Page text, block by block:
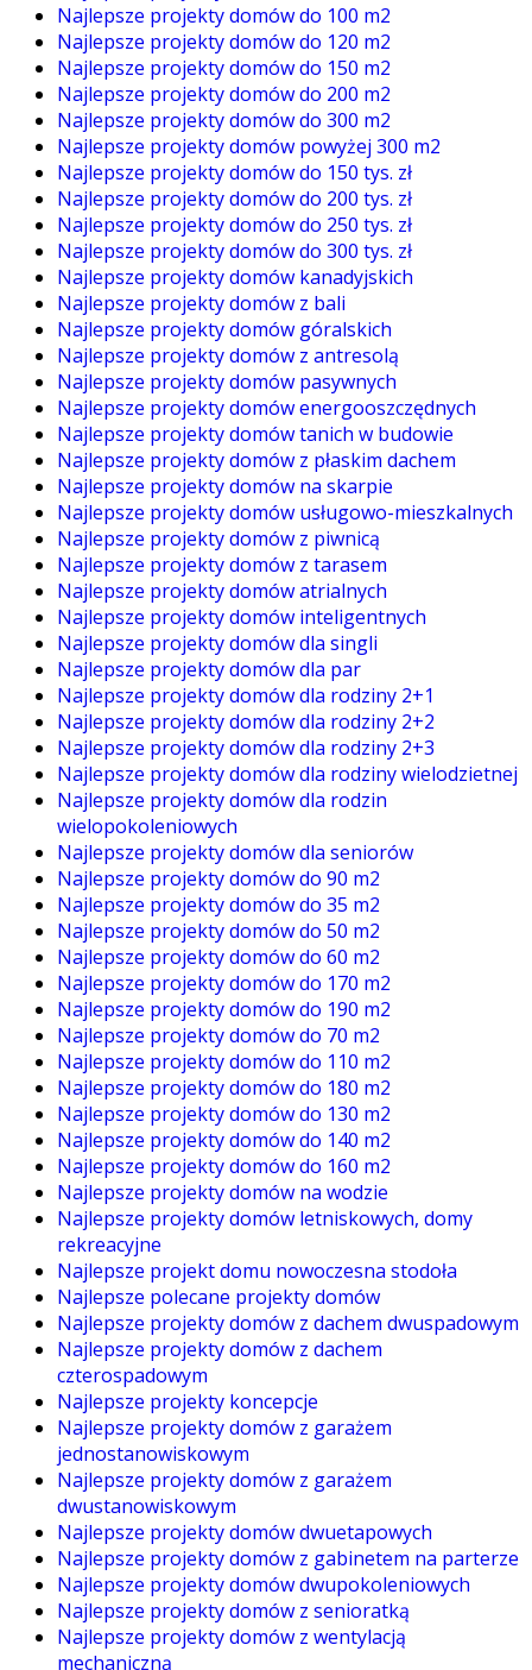
Najlepsze projekty domów do 100 m2
Najlepsze projekty domów do 120 m2
Najlepsze projekty domów do 150 m2
Najlepsze projekty domów do 200 m2
Najlepsze projekty domów do 300 m2
Najlepsze projekty domów powyżej 300 m2
Najlepsze projekty domów do 150 tys. zł
Najlepsze projekty domów do 200 tys. zł
Najlepsze projekty domów do 250 tys. zł
Najlepsze projekty domów do 300 tys. zł
Najlepsze projekty domów kanadyjskich
Najlepsze projekty domów z bali
Najlepsze projekty domów góralskich
Najlepsze projekty domów z antresolą
Najlepsze projekty domów pasywnych
Najlepsze projekty domów energooszczędnych
Najlepsze projekty domów tanich w budowie
Najlepsze projekty domów z płaskim dachem
Najlepsze projekty domów na skarpie
Najlepsze projekty domów usługowo-mieszkalnych
Najlepsze projekty domów z piwnicą
Najlepsze projekty domów z tarasem
Najlepsze projekty domów atrialnych
Najlepsze projekty domów inteligentnych
Najlepsze projekty domów dla singli
Najlepsze projekty domów dla par
Najlepsze projekty domów dla rodziny 2+1
Najlepsze projekty domów dla rodziny 2+2
Najlepsze projekty domów dla rodziny 2+3
Najlepsze projekty domów dla rodziny wielodzietnej
Najlepsze projekty domów dla rodzin
wielopokoleniowych
Najlepsze projekty domów dla seniorów
Najlepsze projekty domów do 90 m2
Najlepsze projekty domów do 35 m2
Najlepsze projekty domów do 50 m2
Najlepsze projekty domów do 60 m2
Najlepsze projekty domów do 170 m2
Najlepsze projekty domów do 190 m2
Najlepsze projekty domów do 70 m2
Najlepsze projekty domów do 110 m2
Najlepsze projekty domów do 180 m2
Najlepsze projekty domów do 130 m2
Najlepsze projekty domów do 140 m2
Najlepsze projekty domów do 160 m2
Najlepsze projekty domów na wodzie
Najlepsze projekty domów letniskowych, domy
rekreacyjne
Najlepsze projekt domu nowoczesna stodoła
Najlepsze polecane projekty domów
Najlepsze projekty domów z dachem dwuspadowym
Najlepsze projekty domów z dachem
czterospadowym
Najlepsze projekty koncepcje
Najlepsze projekty domów z garażem
jednostanowiskowym
Najlepsze projekty domów z garażem
dwustanowiskowym
Najlepsze projekty domów dwuetapowych
Najlepsze projekty domów z gabinetem na parterze
Najlepsze projekty domów dwupokoleniowych
Najlepsze projekty domów z senioratką
Najlepsze projekty domów z wentylacją
mechaniczną